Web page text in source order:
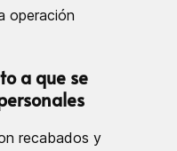
operación
a que se
recabados y